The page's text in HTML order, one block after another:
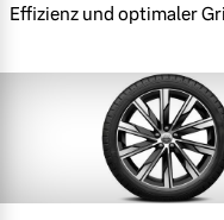
Effizienz und optimaler